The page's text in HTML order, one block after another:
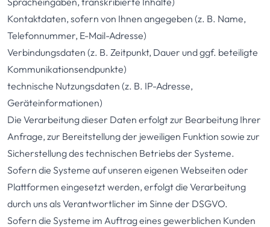
Kontaktdaten, sofern von Ihnen angegeben (z. B. Name,
Telefonnummer, E-Mail-Adresse)
Verbindungsdaten (z. B. Zeitpunkt, Dauer und ggf. beteiligte
Kommunikationsendpunkte)
technische Nutzungsdaten (z. B. IP-Adresse,
Geräteinformationen)
Die Verarbeitung dieser Daten erfolgt zur Bearbeitung Ihrer
Anfrage, zur Bereitstellung der jeweiligen Funktion sowie zur
Sicherstellung des technischen Betriebs der Systeme.
Sofern die Systeme auf unseren eigenen Webseiten oder
Plattformen eingesetzt werden, erfolgt die Verarbeitung
durch uns als Verantwortlicher im Sinne der DSGVO.
Sofern die Systeme im Auftrag eines gewerblichen Kunden